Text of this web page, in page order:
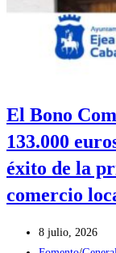
El Bono
133.000
éxito de la
comercio
Publicación
8 julio, 2026